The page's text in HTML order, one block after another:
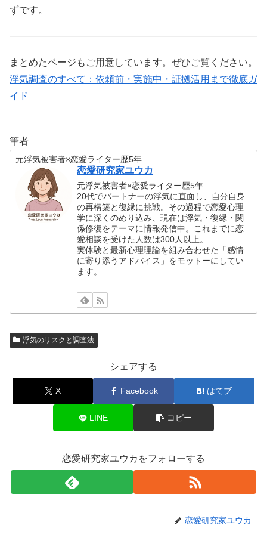
ずです。
まとめたページもご用意しています。ぜひご覧ください。
浮気調査のすべて：依頼前・実施中・証拠活用まで徹底ガ
イド
筆者
元浮気被害者×恋愛ライター歴5年
恋愛研究家ユウカ
元浮気被害者×恋愛ライター歴5年
20代でパートナーの浮気に直面し、自分自身
の再構築と復縁に挑戦。その過程で恋愛心理
学に深くのめり込み、現在は浮気・復縁・関
係修復をテーマに情報発信中。これまでに恋
愛相談を受けた人数は300人以上。
実体験と最新心理理論を組み合わせた「感情
に寄り添うアドバイス」をモットーにしてい
ます。
浮気のリスクと調査法
シェアする
X Facebook はてブ
LINE コピー
恋愛研究家ユウカをフォローする
恋愛研究家ユウカ